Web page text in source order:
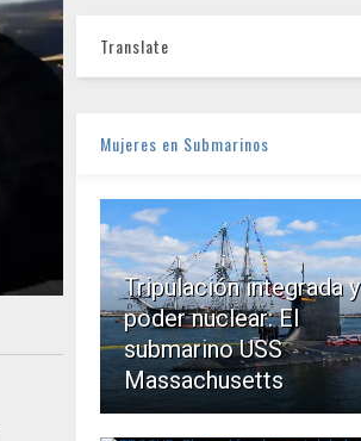
Translate
Mujeres en Submarinos
Tripulación integrada y
poder nuclear: El
submarino USS
Massachusetts